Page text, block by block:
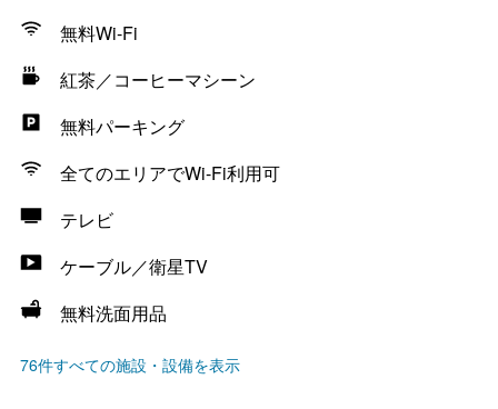
無料Wi-Fi
紅茶／コーヒーマシーン
無料パーキング
全てのエリアでWi-Fi利用可
テレビ
ケーブル／衛星TV
無料洗面用品
76件すべての施設・設備を表示